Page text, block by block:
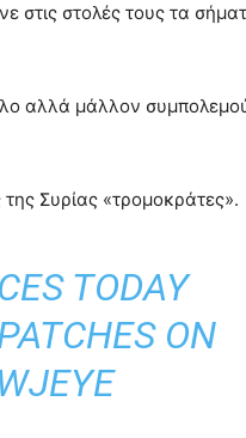
στις στολές τους τα
αλλά μάλλον
Συρίας «τρομοκράτες».
TODAY
ON